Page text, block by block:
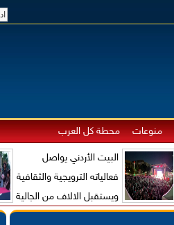
منوعات محطة كل العرب
البيت الأردني يواصل
فعالياته الترويجية والثقافية
ويستقبل الالاف من الجالية